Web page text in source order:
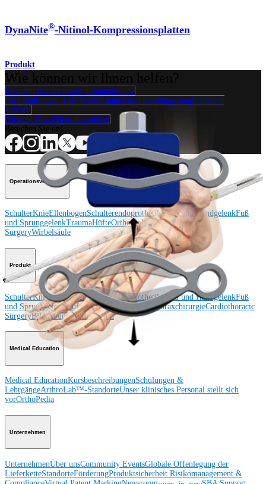
DynaNite®-Nitinol-Kompressionsplatten
Produkt
Medizinproduktberater:in kontaktieren
Veranstaltungen, Lab-Vorführungen und Schulungsmöglichkeiten
ansehen
Unseren Newsletter abonnieren
Operationsverfahren
SchulterKnieEllenbogenSchulterendoprothetikHand und HandgelenkFuß
und SprunggelenkTraumaHüfteOrthobiologieCardiothoracic
SurgeryWirbelsäule
Produkt
SchulterKnieEllenbogenSchulterendoprothetikHand und HandgelenkFuß
und SprunggelenkHüfteOrthobiologie Herz-ThoraxchirurgieCardiothoracic
SurgeryBildgebung & Resektion
Medical Education
Medical EducationKursbeschreibungenSchulungen &
LehrgängeArthroLab™-StandorteUnser klinisches Personal stellt sich
vorOrthoPedia
Unternehmen
UnternehmenÜber unsCommunity EventsGlobale Offenlegung der
LieferketteStandorteFörderungProduktsicherheit Risikomanagement &